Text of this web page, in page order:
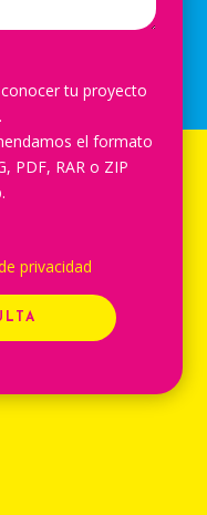
tu proyecto
el formato
PDF, RAR o ZIP
privacidad